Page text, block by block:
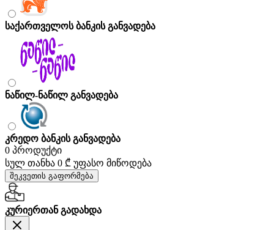
საქართველოს ბანკის განვადება
ნაწილ-ნაწილ განვადება
კრედო ბანკის განვადება
0 პროდუქტი
სულ თანხა 0 ₾ უფასო მიწოდება
შეკვეთის გაფორმება
კურიერთან გადახდა